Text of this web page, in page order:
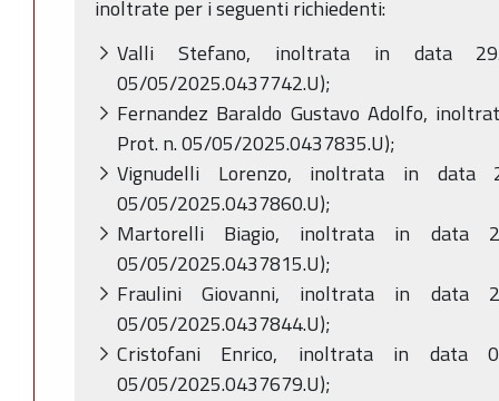
inoltrate per i seguenti richiedenti:
Valli Stefano, inoltrata in data
05/05/2025.0437742.U);
Fernandez Baraldo Gustavo Adolfo,
Prot. n. 05/05/2025.0437835.U);
Vignudelli Lorenzo, inoltrata in data
05/05/2025.0437860.U);
Martorelli Biagio, inoltrata in data
05/05/2025.0437815.U);
Fraulini Giovanni, inoltrata in data
05/05/2025.0437844.U);
Cristofani Enrico, inoltrata in data
05/05/2025.0437679.U);